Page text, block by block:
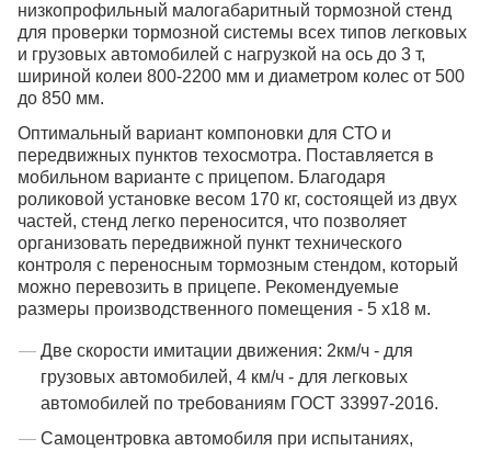
низкопрофильный малогабаритный тормозной стенд
для проверки тормозной системы всех типов легковых
и грузовых автомобилей с нагрузкой на ось до 3 т,
шириной колеи 800-2200 мм и диаметром колес от 500
до 850 мм.
Оптимальный вариант компоновки для СТО и
передвижных пунктов техосмотра. Поставляется в
мобильном варианте с прицепом. Благодаря
роликовой установке весом 170 кг, состоящей из двух
частей, стенд легко переносится, что позволяет
организовать передвижной пункт технического
контроля с переносным тормозным стендом, который
можно перевозить в прицепе. Рекомендуемые
размеры производственного помещения - 5 х18 м.
Две скорости имитации движения: 2км/ч - для
грузовых автомобилей, 4 км/ч - для легковых
автомобилей по требованиям ГОСТ 33997-2016.
Самоцентровка автомобиля при испытаниях,